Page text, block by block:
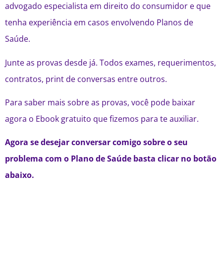
advogado especialista em direito do consumidor e que
tenha experiência em casos envolvendo Planos de
Saúde.
Junte as provas desde já. Todos exames, requerimentos,
contratos, print de conversas entre outros.
Para saber mais sobre as provas, você pode baixar
agora o Ebook gratuito que fizemos para te auxiliar.
Agora se desejar conversar comigo sobre o seu
problema com o Plano de Saúde basta clicar no botão
abaixo.